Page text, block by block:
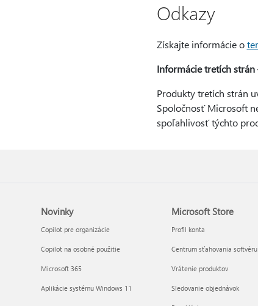
Odkazy
Získajte informácie o
Informácie tretích strán
Produkty tretích strán
Spoločnosť Microsoft
spoľahlivosť týchto
Novinky
Copilot pre organizácie
Copilot na osobné použitie
Microsoft 365
Aplikácie systému Windows 11
Microsoft Store
Profil konta
Centrum sťahovania softvéru
Vrátenie produktov
Sledovanie objednávok